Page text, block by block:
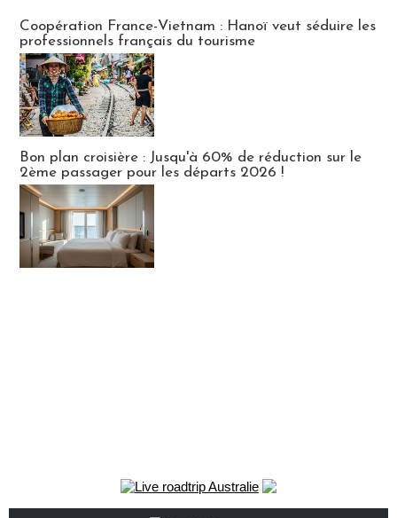
Coopération France-Vietnam : Hanoï veut séduire les
professionnels français du tourisme
Bon plan croisière : Jusqu'à 60% de réduction sur le
2ème passager pour les départs 2026 !